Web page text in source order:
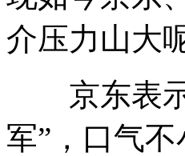
介压力山大
京东表示
军”，口气